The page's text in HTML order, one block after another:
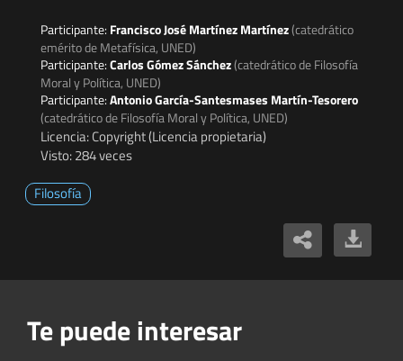
Participante: Francisco José Martínez Martínez(catedrático
emérito de Metafísica, UNED)
Participante:Carlos Gómez Sánchez(catedrático de Filosofía
Moral y Política, UNED)
Participante:Antonio García-Santesmases Martín-Tesorero
(catedrático de Filosofía Moral y Política, UNED)
Licencia: Copyright (Licencia propietaria)
Visto: 284 veces
Filosofía
Te puede interesar